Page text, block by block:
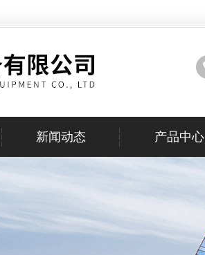
新闻动态 产品中心